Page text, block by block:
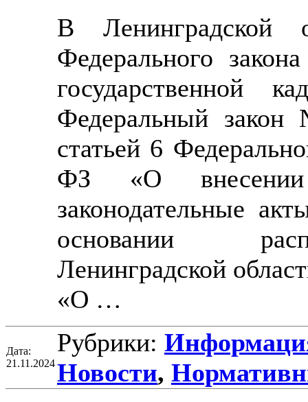
В Ленинградской
Федерального
государственной
Федеральный
статьей 6
ФЗ «О внесении
законодательные
основании
Ленинградской
«О …
Дата:
21.11.2024
Рубрики:
Новости,